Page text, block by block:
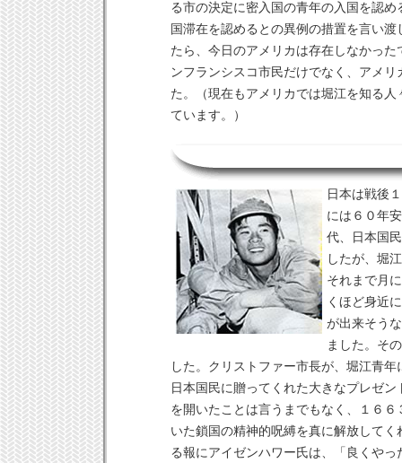
る市の決定に密入国の青年の入国を認
国滞在を認めるとの異例の措置を言い
たら、今日のアメリカは存在しなかっ
ンフランシスコ市民だけでなく、アメ
た。（現在もアメリカでは堀江を知る
ています。）
日本は戦後
には６０年
代、日本国
したが、堀
それまで月
くほど身近
が出来そう
ました。そ
した。クリストファー市長が、堀江青
日本国民に贈ってくれた大きなプレゼ
を開いたことは言うまでもなく、１６
いた鎖国の精神的呪縛を真に解放して
る報にアイゼンハワー氏は、「良くや